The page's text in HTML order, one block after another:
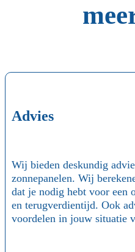
Advies
Wij bieden deskundig
zonnepanelen. Wij
dat je nodig hebt voor een
en terugverdientijd. Ook
voordelen in jouw situatie